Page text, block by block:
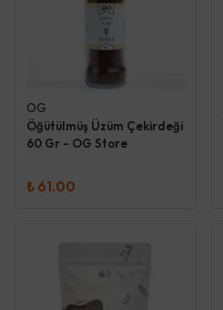
OG
Öğütülmüş Üzüm Çekirdeği
60 Gr - OG Store
₺ 61.00